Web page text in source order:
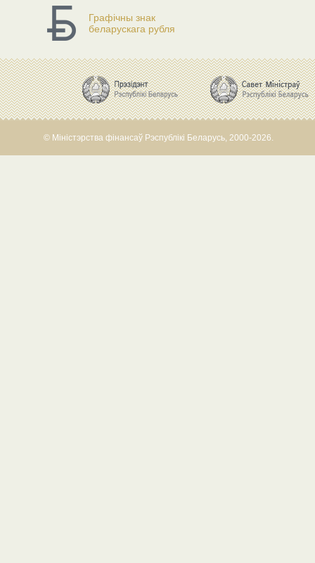
Графічны знак
беларускага рубля
© Міністэрства фінансаў Рэспублікі Беларусь, 2000-2026.